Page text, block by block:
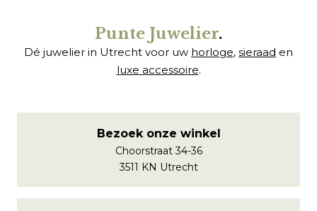
Punte Juwelier.
Dé juwelier in Utrecht voor uw horloge, sieraad en
luxe accessoire.
Bezoek onze winkel
Choorstraat 34-36
3511 KN Utrecht